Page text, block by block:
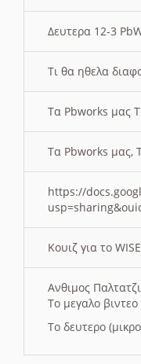
Δευτερα 12-3
Τι θα ηθελα
Τα Pbworks μας
Τα Pbworks μας,
https://
Κουιζ για το WISE
Ανθιμος
Το μεγαλο
Το δευτερο